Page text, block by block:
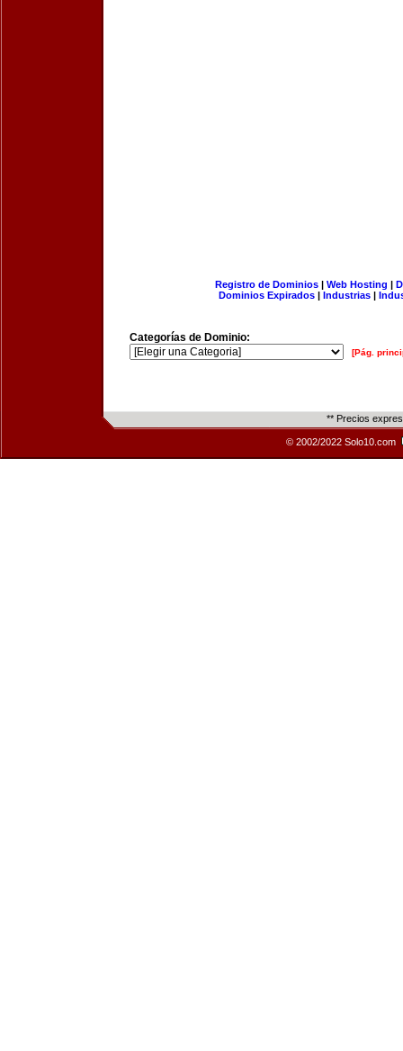
Registro de Dominios| Web Hosting |
Dominios Expirados | Industrias |
Categorías de Dominio:
[Pág.
** Precios
© 2002/2022 Solo10.com